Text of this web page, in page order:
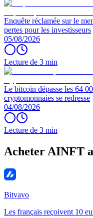
Enquête réclamée sur le
pertes pour les investisseurs
05/08/2026
Lecture de 3 min
Le bitcoin dépasse les 64
cryptomonnaies se redresse
04/08/2026
Lecture de 3 min
Acheter AINFT
Bitvavo
Les français reçoivent 10